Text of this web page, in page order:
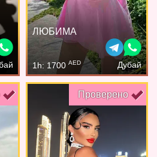
ЛЮБИМА
1h: 1700 AED Дубай
Проверено